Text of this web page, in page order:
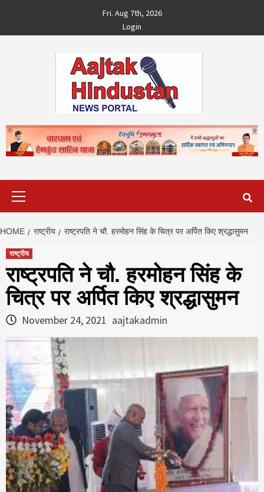
content
Fri. Aug 7th, 2026
Login
HOME राष्ट्रीय राष्ट्रपति ने चौ. हरमोहन सिंह के चित्र पर अर्पित किए श्रद्धासुमन
राष्ट्रीय
राष्ट्रपति ने चौ. हरमोहन सिंह के
चित्र पर अर्पित किए श्रद्धासुमन
November 24, 2021 aajtakadmin